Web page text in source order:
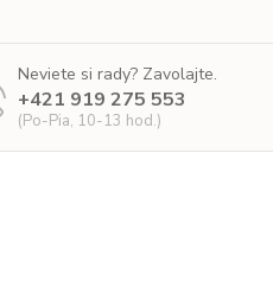
Neviete si rady? Zavolajte.
+421 919 275 553
(Po-Pia, 10-13 hod.)